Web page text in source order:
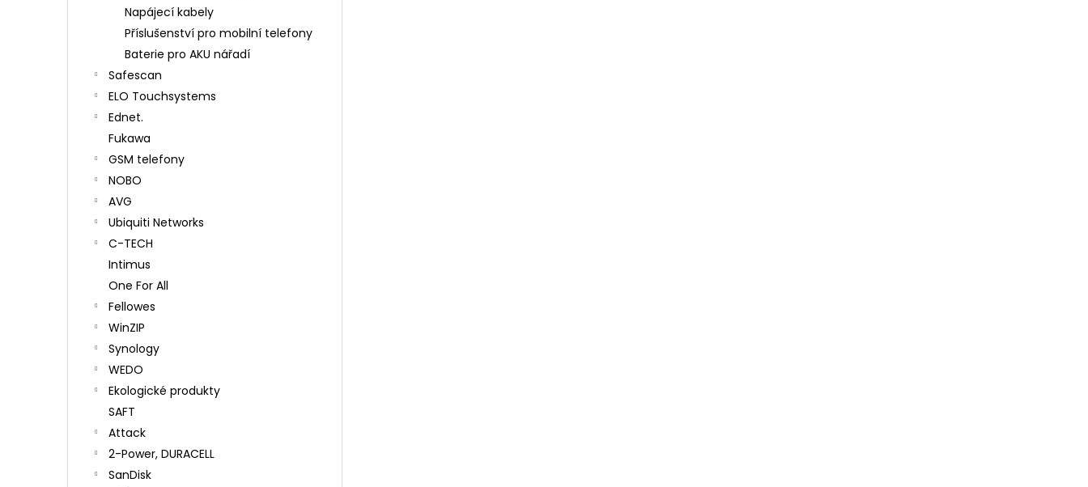
Napájecí kabely
Příslušenství pro mobilní telefony
Baterie pro AKU nářadí
Safescan
ELO Touchsystems
Ednet.
Fukawa
GSM telefony
NOBO
AVG
Ubiquiti Networks
C-TECH
Intimus
One For All
Fellowes
WinZIP
Synology
WEDO
Ekologické produkty
SAFT
Attack
2-Power, DURACELL
SanDisk